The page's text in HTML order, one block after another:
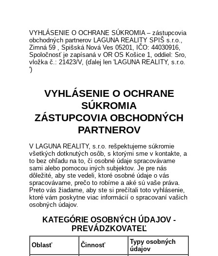
VYHLÁSENIE O OCHRANE SÚKROMIA – zástupcovia
obchodných partnerov LAGUNA REALITY SPIŠ s.r.o.,
Zimná 59 , Spišská Nová Ves 05201, IČO: 44030916,
Spoločnosť je zapísaná v OR OS Košice 1, oddiel: Sro,
vložka č.: 21423/V, (ďalej len 'LAGUNA REALITY, s.r.o.
')
VYHLÁSENIE O OCHRANE
SÚKROMIA
ZÁSTUPCOVIA OBCHODNÝCH
PARTNEROV
V LAGUNA REALITY, s.r.o. rešpektujeme súkromie
všetkých dotknutých osôb, s ktorými sme v kontakte, a
to bez ohľadu na to, či osobné údaje spracovávame
sami alebo pomocou iných subjektov. Je pre nás
dôležité, aby ste vedeli, ktoré osobné údaje o vás
spracovávame, prečo to robíme a aké sú vaše práva.
Preto vás žiadame, aby ste si prečítali toto vyhlásenie,
ktoré vám poskytne viac informácií o spracovaní vašich
osobných údajov.
KATEGÓRIE OSOBNÝCH ÚDAJOV -
PREVÁDZKOVATEĽ
Oblasť Činnosť
Typy osobných
údajov